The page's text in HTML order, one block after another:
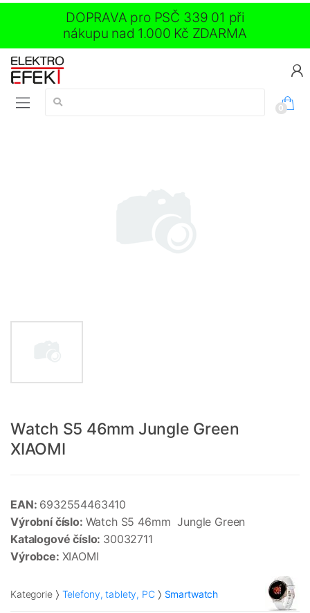
DOPRAVA pro PSČ 339 01 při
nákupu nad 1.000 Kč ZDARMA
Vyhledávání:
0
Watch S5 46mm Jungle Green
XIAOMI
EAN: 6932554463410
Výrobní číslo: Watch S5 46mm Jungle Green
Katalogové číslo: 30032711
Výrobce: XIAOMI
Kategorie Telefony, tablety, PC Smartwatch